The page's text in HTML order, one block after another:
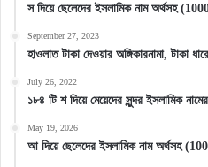
স দিয়ে ছেলেদের ইসলামিক নাম অর্থসহ
September 27, 2023
হাওলাত টাকা দেওয়ার অঙ্গিকারনামা, টাকা
July 26, 2022
১৮৪ টি শ দিয়ে মেয়েদের সুন্দর ইসলামিক
May 19, 2026
আ দিয়ে ছেলেদের ইসলামিক নাম অর্থসহ